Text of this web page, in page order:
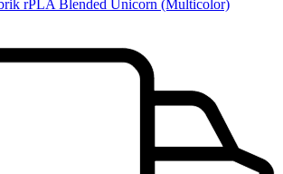
rPLA Blended Unicorn (Multicolor)